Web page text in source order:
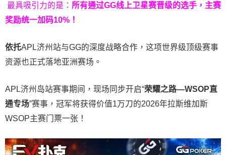
最具吸引力的是： 所有通过GG线上卫星赛晋级的选手，主赛
奖励统一加码10% ！
依托APL济州站与GG的深度战略合作，这项世界级顶级赛事
资源也正式落地亚洲赛场。
APL济州岛站赛事期间，现场同步开启“荣耀之路—WSOP直
通专场”赛事，冠军将获得价值1万刀的2026年拉斯维加斯
WSOP主赛门票一张！